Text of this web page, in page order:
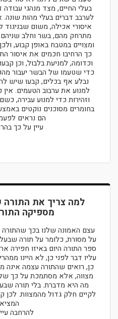
בעלי החיים, מצד מנהגי
לערבב דברים בעלי מהות
איסורי אכילה, משום
מתרחק מהם, בשר וחלב שניהם
ומצויים במטבח באופן קבוע,
כך הרחיבו חכמים את איסור
וכדומה, למניעת בלבול, וכן
כדי שטעמו של הבשר יעבור
נבלע אף בכלים, קבעו שיש
למנוע את ערבוב הטעמים.
וזהירות כדי למנוע עבירה,
בחומרים מסוכנים נוקטים
הם נראים
עיין על כך
למה צריך את
מספיקה
עצם האמונה שלנו בכך
על מסורת, כלומר על תורה
ספר התורה היום באיזו חפירה
עליו דבר לפני כן, לא היינו
כן, רואים שהתורה עצמה
מצווה, אלא מסתמכת על כך
מה היא מדברת. בלי תורה
לקיים חלק גדול מהמצוות. לכן
להרחבה